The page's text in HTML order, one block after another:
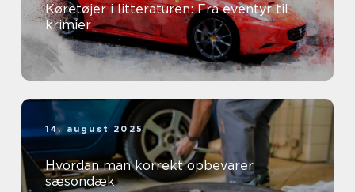
Køretøjer i litteraturen: Fra eventyr til
krimier
14. august 2025
Hvordan man korrekt opbevarer
sæsondæk